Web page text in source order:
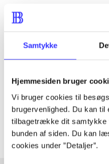
Samtykke
Hjemmesiden bruger
Vi bruger cookies til
brugervenlighed. Du kan
tilbagetrække dit samtykke
bunden af siden. Du kan
cookies under ”Detaljer”.
Tidsskrift
lorem ipsum
Tidsskrift
Artiklerne i handler ofte